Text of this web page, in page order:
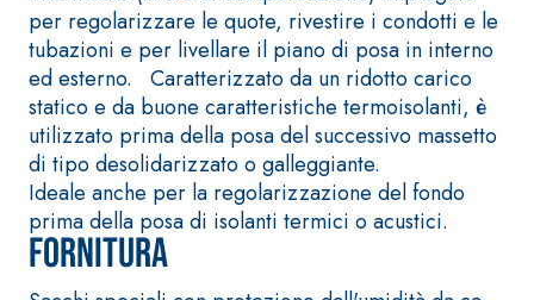
per regolarizzare le quote, rivestire i condotti e le
tubazioni e per livellare il piano di posa in interno
ed esterno. Caratterizzato da un ridotto carico
statico e da buone caratteristiche termoisolanti, è
utilizzato prima della posa del successivo massetto
di tipo desolidarizzato o galleggiante.
Ideale anche per la regolarizzazione del fondo
prima della posa di isolanti termici o acustici.
Fornitura
Sistema RIPRISTINO DEL
CALCESTRUZZO
PRODOTTI TIXOTROPICI
GEOACTIVE R4 40
Malta rapida contenente
RIVESTIMENTI
FASSAFLOOR –
POSA
Lisciatura